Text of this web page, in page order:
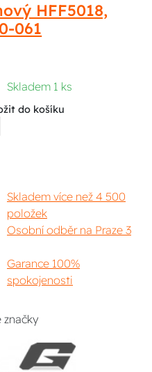
HFF5018,
061
Skladem 1 ks
do košíku
Skladem více než 4 500
položek
Osobní odběr na Praze 3
Garance 100%
spokojenosti
značky